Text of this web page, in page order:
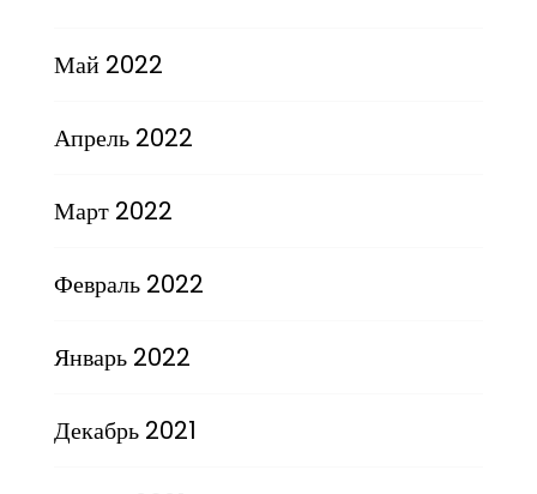
Май 2022
Апрель 2022
Март 2022
Февраль 2022
Январь 2022
Декабрь 2021